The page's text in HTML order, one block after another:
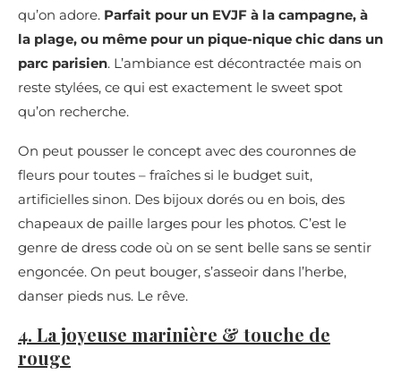
qu’on adore. Parfait pour un EVJF à la campagne, à
la plage, ou même pour un pique-nique chic dans un
parc parisien. L’ambiance est décontractée mais on
reste stylées, ce qui est exactement le sweet spot
qu’on recherche.
On peut pousser le concept avec des couronnes de
fleurs pour toutes – fraîches si le budget suit,
artificielles sinon. Des bijoux dorés ou en bois, des
chapeaux de paille larges pour les photos. C’est le
genre de dress code où on se sent belle sans se sentir
engoncée. On peut bouger, s’asseoir dans l’herbe,
danser pieds nus. Le rêve.
4. La joyeuse marinière & touche de
rouge